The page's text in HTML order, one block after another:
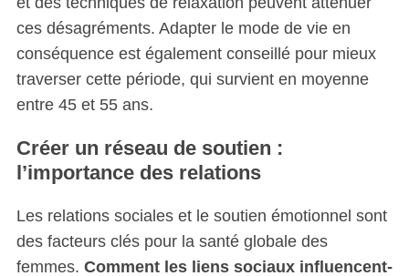
ces désagréments. Adapter le mode de vie en
conséquence est également conseillé pour mieux
traverser cette période, qui survient en moyenne
entre 45 et 55 ans.
Créer un réseau de soutien :
l’importance des relations
Les relations sociales et le soutien émotionnel sont
des facteurs clés pour la santé globale des
femmes. Comment les liens sociaux influencent-